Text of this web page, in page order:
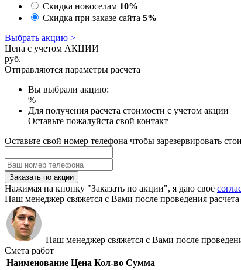
Скидка новоселам 10%
Скидка при заказе сайта 5%
Выбрать акцию >
Цена с учетом АКЦИИ
руб.
Отправляются параметры расчета
Вы выбрали акцию:
%
Для получения расчета стоимости с учетом акции
Оставьте пожалуйста свой контакт
Оставьте свой номер телефона чтобы зарезервировать
Заказать по акции
Нажимая на кнопку "Заказать по акции", я даю своё
Наш менеджер свяжется с Вами после проведения
Наш менеджер свяжется с Вами после
Смета работ
Наименование Цена Кол-во Сумма